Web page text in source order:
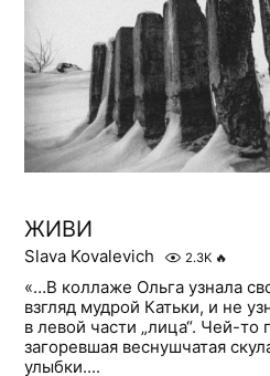
ЖИВИ
Slava Kovalevich 2.3K 🔥
«…В коллаже Ольга узнала
взгляд мудрой Катьки, и не
в левой части „лица“. Чей-то
загоревшая веснушчатая
улыбки....